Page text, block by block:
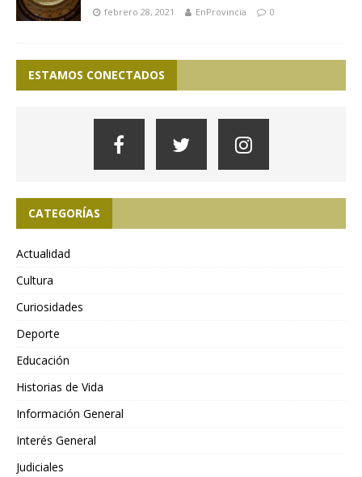
febrero 28, 2021 EnProvincia 0
ESTAMOS CONECTADOS
CATEGORÍAS
Actualidad
Cultura
Curiosidades
Deporte
Educación
Historias de Vida
Información General
Interés General
Judiciales